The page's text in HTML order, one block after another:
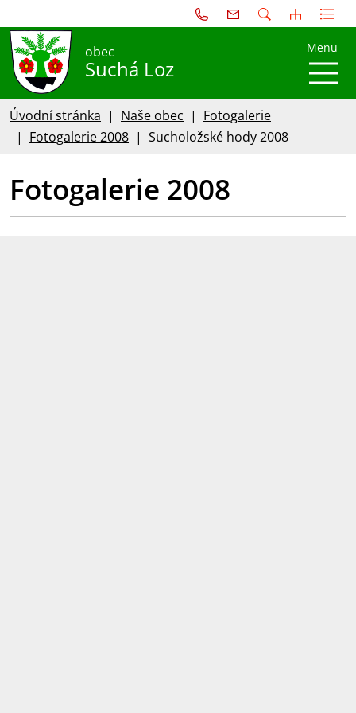
obec
Suchá Loz
Menu
Úvodní stránka Naše obec
Fotogalerie
Fotogalerie 2008
Sucholožské hody 2008
Fotogalerie 2008